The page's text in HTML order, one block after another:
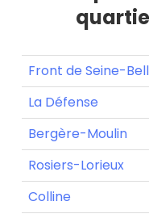
Front de Seine-
La Défense
Bergère-Moulin
Rosiers-Lorieux
Colline